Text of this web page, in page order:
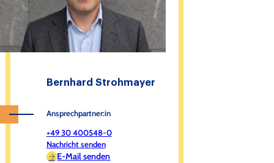
Bernhard Strohmayer
Ansprechpartner:in
+49 30 400548-0
Nachricht senden
E-Mail senden